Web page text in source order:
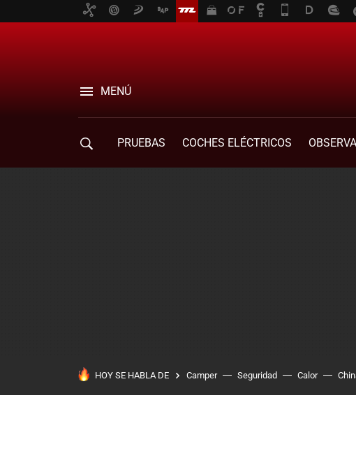
MENÚ
PRUEBAS COCHES ELÉCTRICOS
HOY SE HABLA DE Camper Seguridad Calor